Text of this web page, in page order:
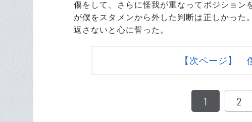
傷をして、さらに怪我が重なってポジション
が僕をスタメンから外した判断は正しかった
返さないと心に誓った。
【次ページ】
1 2